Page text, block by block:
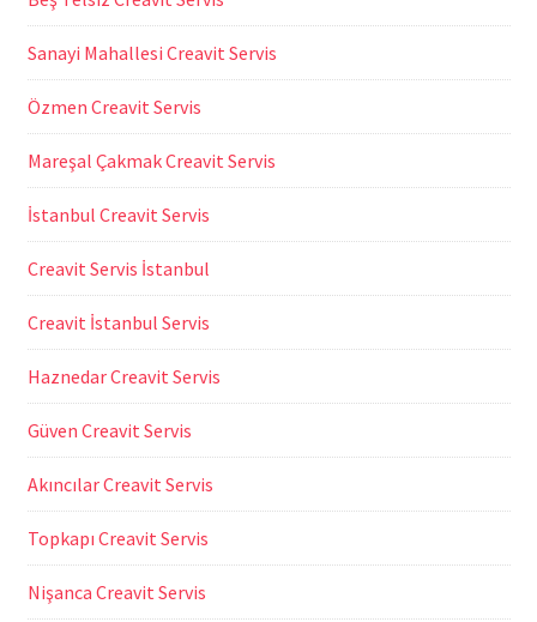
Sanayi Mahallesi Creavit Servis
Özmen Creavit Servis
Mareşal Çakmak Creavit Servis
İstanbul Creavit Servis
Creavit Servis İstanbul
Creavit İstanbul Servis
Haznedar Creavit Servis
Güven Creavit Servis
Akıncılar Creavit Servis
Topkapı Creavit Servis
Nişanca Creavit Servis